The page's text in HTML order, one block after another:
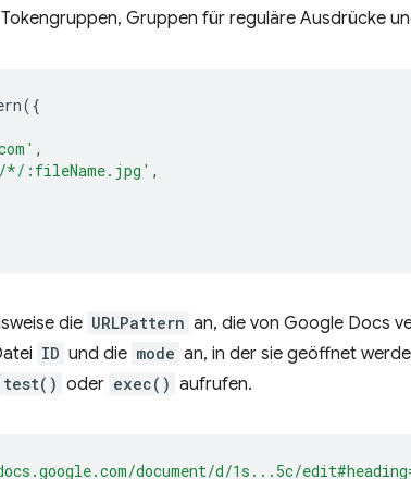
Gruppen für reguläre Ausdrücke
({
,
:fileName.jpg' ,
die URLPattern an, die von Google Docs
ID und die mode an, in der sie geöffnet
test() oder exec() aufrufen.
document/d/1s...5c/